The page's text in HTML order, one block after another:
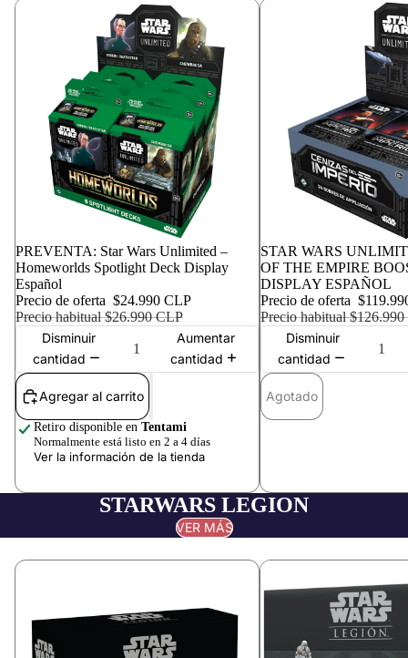
Oferta
PREVENTA: Star Wars Unlimited –
Homeworlds Spotlight Deck Display
Español
Precio de oferta $24.990 CLP
Precio habitual$26.990 CLP
Disminuir
cantidad
Aumentar
cantidad
Agregar al carrito
Retiro disponible en Tentami
Normalmente está listo en 2 a 4 días
Ver la información de la tienda
Agotado
STAR WARS
OF THE EMPIRE
DISPLAY ESPAÑOL
Precio de oferta
Precio habitual
Disminuir
cantidad
Agotado
STARWARS LEGION
VER MÁS